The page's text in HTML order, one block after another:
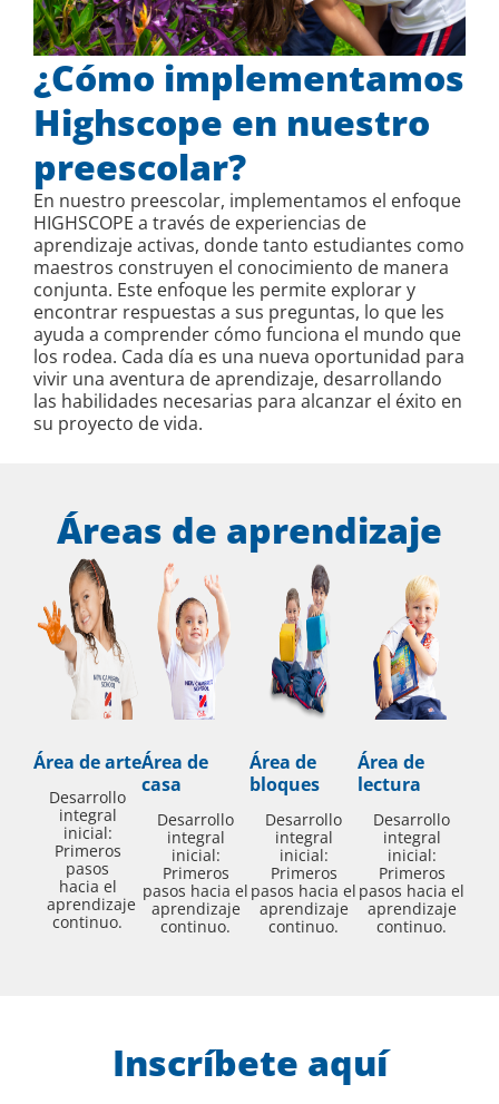
¿Cómo implementamos
Highscope en nuestro
preescolar?
En nuestro preescolar, implementamos el enfoque
HIGHSCOPE a través de experiencias de
aprendizaje activas, donde tanto estudiantes como
maestros construyen el conocimiento de manera
conjunta. Este enfoque les permite explorar y
encontrar respuestas a sus preguntas, lo que les
ayuda a comprender cómo funciona el mundo que
los rodea. Cada día es una nueva oportunidad para
vivir una aventura de aprendizaje, desarrollando
las habilidades necesarias para alcanzar el éxito en
su proyecto de vida.
Áreas de aprendizaje
Área de arte
Desarrollo
integral
inicial:
Primeros
pasos
hacia el
aprendizaje
continuo.
Área de
casa
Desarrollo
integral
inicial:
Primeros
pasos hacia el
aprendizaje
continuo.
Área de
bloques
Desarrollo
integral
inicial:
Primeros
pasos hacia el
aprendizaje
continuo.
Área de
lectura
Desarrollo
integral
inicial:
Primeros
pasos hacia el
aprendizaje
continuo.
Inscríbete aquí